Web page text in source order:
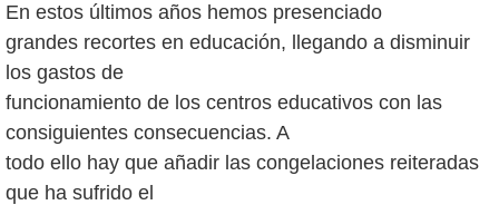
En estos últimos años hemos presenciado
grandes recortes en educación, llegando a disminuir
los gastos de
funcionamiento de los centros educativos con las
consiguientes consecuencias. A
todo ello hay que añadir las congelaciones reiteradas
que ha sufrido el